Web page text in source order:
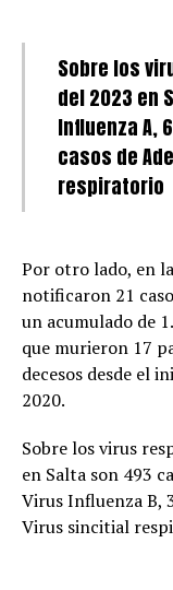
Sobre los
del 2023 en
Influenza A,
casos de
respiratorio
Por otro lado, en
notificaron 21
un acumulado de
que murieron 17
decesos desde el
2020.
Sobre los virus
en Salta son 493
Virus Influenza B,
Virus sincitial